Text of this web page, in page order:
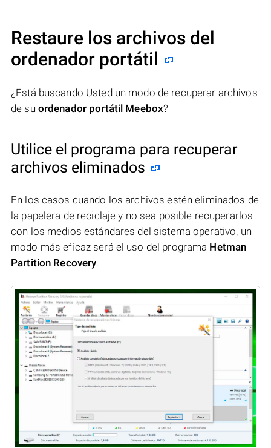
Restaure los archivos del
ordenador portátil
¿Está buscando Usted un modo de recuperar archivos
de su ordenador portátil Meebox?
Utilice el programa para recuperar
archivos eliminados
En los casos cuando los archivos estén eliminados de
la papelera de reciclaje y no sea posible recuperarlos
con los medios estándares del sistema operativo, un
modo más eficaz será el uso del programa Hetman
Partition Recovery.